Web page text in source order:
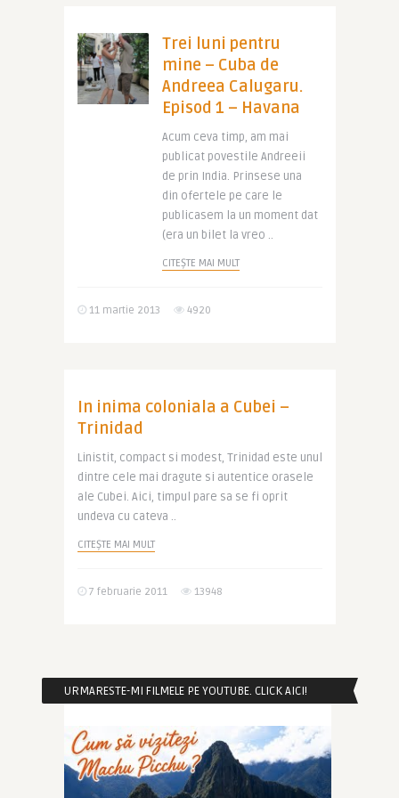
Trei luni pentru
mine – Cuba de
Andreea Calugaru.
Episod 1 – Havana
Acum ceva timp, am mai
publicat povestile Andreeii
de prin India. Prinsese una
din ofertele pe care le
publicasem la un moment dat
(era un bilet la vreo ..
CITEȘTE MAI MULT
11 martie 2013 4920
In inima coloniala a Cubei –
Trinidad
Linistit, compact si modest, Trinidad este unul
dintre cele mai dragute si autentice orasele
ale Cubei. Aici, timpul pare sa se fi oprit
undeva cu cateva ..
CITEȘTE MAI MULT
7 februarie 2011 13948
URMARESTE-MI FILMELE PE YOUTUBE. CLICK AICI!